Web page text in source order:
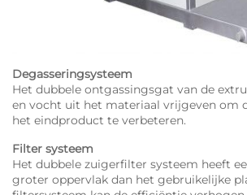
Degasseringsysteem
Het dubbele ontgassingsgat van de
en vocht uit het materiaal vrijgeven om
het eindproduct te verbeteren.
Filter systeem
Het dubbele zuigerfilter systeem heeft
groter oppervlak dan het gebruikelijke